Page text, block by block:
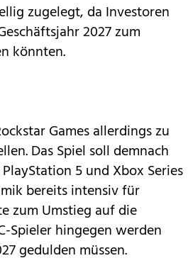
zugelegt, da Investoren
2027 zum
könnten.
Games allerdings zu
Das Spiel soll demnach
5 und Xbox Series
bereits intensiv für
zum Umstieg auf die
Spieler hingegen werden
gedulden müssen.